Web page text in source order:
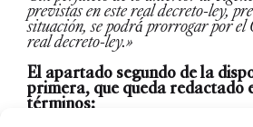
previstas en este real decreto-ley,
situación, se podrá́ prorrogar por el
real decreto-ley.»
El apartado segundo de la
primera, que queda redactado
términos: